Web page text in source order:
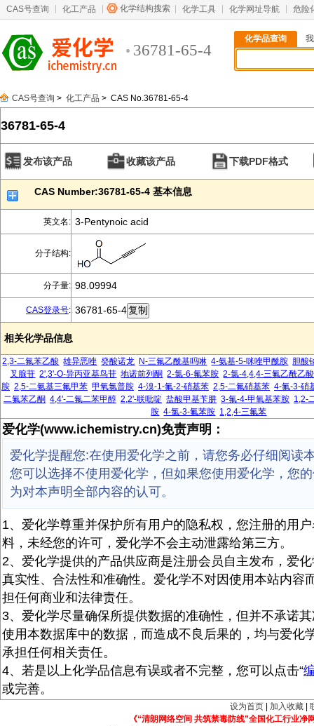
CAS号查询 化工产品 化学结构搜索 化学工具 化学网址导航 危险
36781-65-4
化学品查询
CAS号查询 > 化工产品 > CAS No.36781-65-4
36781-65-4
发布该产品 收藏该产品 下载PDF格式
CAS Number:36781-65-4 基本信息
英文名: 3-Pentynoic acid
分子结构:
分子量: 98.09994
CAS登录号: 36781-65-4
相关化学品信息
2,3-二氟苯乙酸 雄异恶唑 癸酸诺龙 N-三氟乙酰基吗啉 4-氨基-5-咪唑甲酰胺 胆酸
叉腺苷 2',3'-O-异丙亚基鸟苷 地诺前列酮 2-氯-6-氟苯胺 2-氯-4,4,4-三氟乙酰乙
胺 2,5-二氨基三氟甲苯 甲氧氯普胺 4-溴-1-氟-2-硝基苯 2,5-二氟硝基苯 4-氟-3-硝
二氟苯乙酮 4,4'-二氟二苯甲醇 2,2'-联吡啶 盐酸甲基苄肼 3-氟-4-甲氧基苯胺 1,2-
胺 4-氯-3-氟苯胺 1,2,4-三氟苯
爱化学(www.ichemistry.cn)免责声明：
爱化学提醒您:在使用爱化学之前，请您务必仔细阅读
您可以选择不使用爱化学，但如果您使用爱化学，您
为对本声明全部内容的认可。
1、爱化学尊重并保护所有用户的隐私权，您注册的用
料，未经您的许可，爱化学不会主动泄露给第三方。
2、爱化学提供的产品供应商是注册会员自主发布，爱
真实性、合法性和准确性。爱化学不对因使用本站内容
担任何商业和法律责任。
3、爱化学尽量确保所提供数据的准确性，但并不承诺
使用本数据库中的数据，而造成不良后果的，均与爱化
承担任何相关责任。
4、若是以上化学品信息有误或者不完整，您可以点击“
或完善。
设为首页 加入收藏
《“清朗网络空间 共筑禁毒防线”全国化工行业净